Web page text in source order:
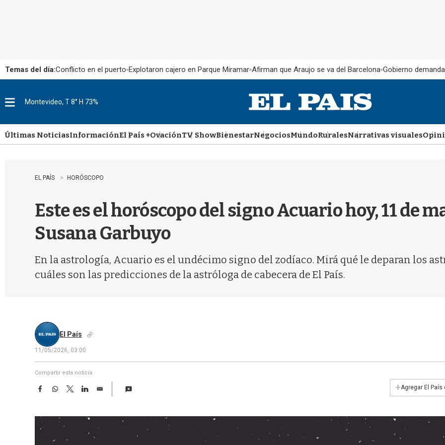
Temas del día:Conflicto en el puerto Explotaron cajero en Parque Miramar Afirman que Araujo se va del Barcelona Gobierno
u
Montevideo, T 8° H 73%
Últimas NoticiasInformaciónEl País +OvaciónTV ShowBienestarNegociosMundoRuralesNarrativas visuales
EL PAÍS HORÓSCOPO
Este es el horóscopo del signo Acuario hoy, 11 de
Susana Garbuyo
En la astrología, Acuario es el undécimo signo del zodíaco. Mirá qué le deparan los
cuáles son las predicciones de la astróloga de cabecera de El País.
El País
11/05/2026, 03:00
Compartir esta noticia
F
e
b
o
W
t
s
T
w
t
L
k
d
E
i
+Agregar El País